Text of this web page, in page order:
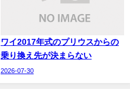
ワイ2017年式のプリウスからの
乗り換え先が決まらない
2026-07-30